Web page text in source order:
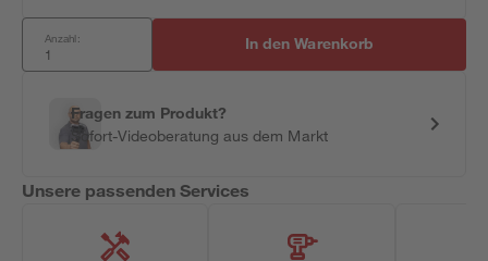
Anzahl: In den Warenkorb
Fragen zum Produkt?
Sofort-Videoberatung aus dem Markt
Unsere passenden Services